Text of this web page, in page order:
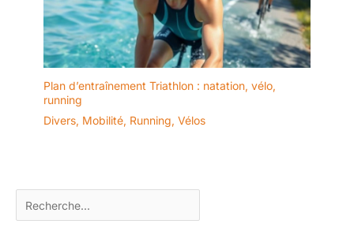
Plan d’entraînement Triathlon : natation, vélo,
running
Divers, Mobilité, Running, Vélos